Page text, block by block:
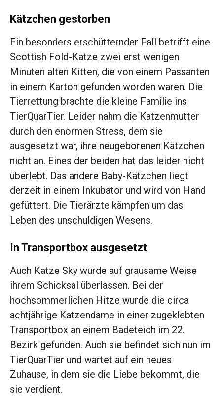
Kätzchen gestorben
Ein besonders erschütternder Fall betrifft eine
Scottish Fold-Katze zwei erst wenigen
Minuten alten Kitten, die von einem Passanten
in einem Karton gefunden worden waren. Die
Tierrettung brachte die kleine Familie ins
TierQuarTier. Leider nahm die Katzenmutter
durch den enormen Stress, dem sie
ausgesetzt war, ihre neugeborenen Kätzchen
nicht an. Eines der beiden hat das leider nicht
überlebt. Das andere Baby-Kätzchen liegt
derzeit in einem Inkubator und wird von Hand
gefüttert. Die Tierärzte kämpfen um das
Leben des unschuldigen Wesens.
In Transportbox ausgesetzt
Auch Katze Sky wurde auf grausame Weise
ihrem Schicksal überlassen. Bei der
hochsommerlichen Hitze wurde die circa
achtjährige Katzendame in einer zugeklebten
Transportbox an einem Badeteich im 22.
Bezirk gefunden. Auch sie befindet sich nun im
TierQuarTier und wartet auf ein neues
Zuhause, in dem sie die Liebe bekommt, die
sie verdient.